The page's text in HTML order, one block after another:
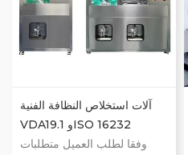
الصوتية، والشطف بالاهتزاز،
والشطف الداخلي، والنفخ
آلات استخلاص النظافة الفنية
VDA19.1 وISO 16232
وفقا لطلب العميل متطلبات